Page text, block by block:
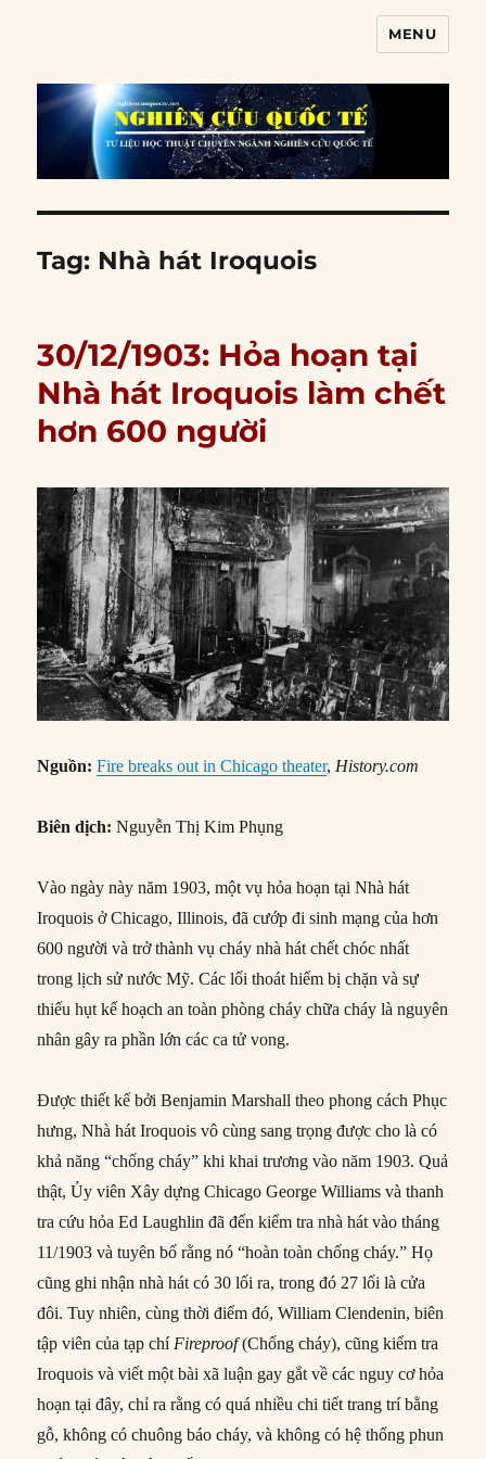
MENU
Tag: Nhà hát Iroquois
30/12/1903: Hỏa hoạn tại
Nhà hát Iroquois làm chết
hơn 600 người
Nguồn:Fire breaks out in Chicago theater,History.com
Biên dịch: Nguyễn Thị Kim Phụng
Vào ngày này năm 1903, một vụ hỏa hoạn tại Nhà hát
Iroquois ở Chicago, Illinois, đã cướp đi sinh mạng của hơn
600 người và trở thành vụ cháy nhà hát chết chóc nhất
trong lịch sử nước Mỹ. Các lối thoát hiểm bị chặn và sự
thiếu hụt kế hoạch an toàn phòng cháy chữa cháy là nguyên
nhân gây ra phần lớn các ca tử vong.
Được thiết kế bởi Benjamin Marshall theo phong cách Phục
hưng, Nhà hát Iroquois vô cùng sang trọng được cho là có
khả năng “chống cháy” khi khai trương vào năm 1903. Quả
thật, Ủy viên Xây dựng Chicago George Williams và thanh
tra cứu hỏa Ed Laughlin đã đến kiểm tra nhà hát vào tháng
11/1903 và tuyên bố rằng nó “hoàn toàn chống cháy.” Họ
cũng ghi nhận nhà hát có 30 lối ra, trong đó 27 lối là cửa
đôi. Tuy nhiên, cùng thời điểm đó, William Clendenin, biên
tập viên của tạp chíFireproof(Chống cháy), cũng kiểm tra
Iroquois và viết một bài xã luận gay gắt về các nguy cơ hỏa
hoạn tại đây, chỉ ra rằng có quá nhiều chi tiết trang trí bằng
gỗ, không có chuông báo cháy, và không có hệ thống phun